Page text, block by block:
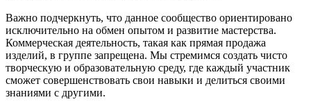
Важно подчеркнуть, что данное сообщество ориентировано
исключительно на обмен опытом и развитие мастерства.
Коммерческая деятельность, такая как прямая продажа
изделий, в группе запрещена. Мы стремимся создать чисто
творческую и образовательную среду, где каждый участник
сможет совершенствовать свои навыки и делиться своими
знаниями с другими.